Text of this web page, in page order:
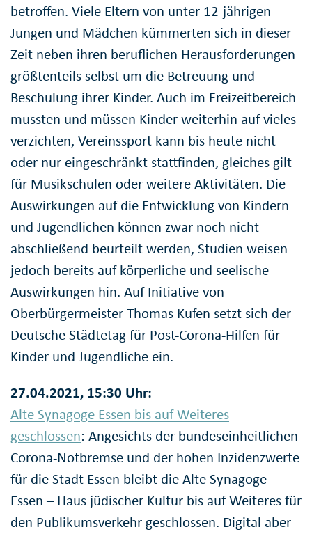
betroffen. Viele Eltern von unter 12-jährigen
Jungen und Mädchen kümmerten sich in dieser
Zeit neben ihren beruflichen Herausforderungen
größtenteils selbst um die Betreuung und
Beschulung ihrer Kinder. Auch im Freizeitbereich
mussten und müssen Kinder weiterhin auf vieles
verzichten, Vereinssport kann bis heute nicht
oder nur eingeschränkt stattfinden, gleiches gilt
für Musikschulen oder weitere Aktivitäten. Die
Auswirkungen auf die Entwicklung von Kindern
und Jugendlichen können zwar noch nicht
abschließend beurteilt werden, Studien weisen
jedoch bereits auf körperliche und seelische
Auswirkungen hin. Auf Initiative von
Oberbürgermeister Thomas Kufen setzt sich der
Deutsche Städtetag für Post-Corona-Hilfen für
Kinder und Jugendliche ein.
27.04.2021, 15:30 Uhr:
Alte Synagoge Essen bis auf Weiteres
geschlossen: Angesichts der bundeseinheitlichen
Corona-Notbremse und der hohen Inzidenzwerte
für die Stadt Essen bleibt die Alte Synagoge
Essen – Haus jüdischer Kultur bis auf Weiteres für
den Publikumsverkehr geschlossen. Digital aber